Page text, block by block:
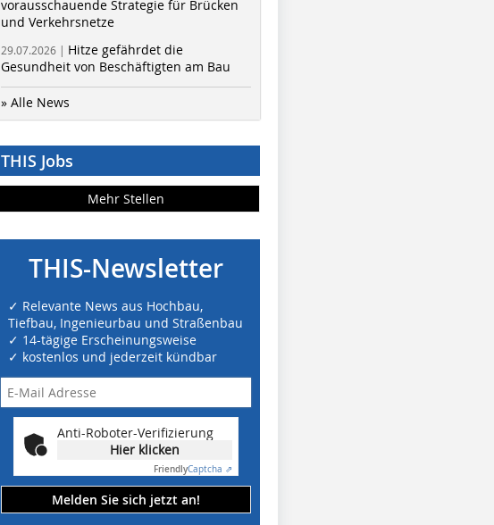
vorausschauende Strategie für Brücken
und Verkehrsnetze
29.07.2026 | Hitze gefährdet die
Gesundheit von Beschäftigten am Bau
» Alle News
THIS Jobs
Mehr Stellen
THIS-Newsletter
✓ Relevante News aus Hochbau,
Tiefbau, Ingenieurbau und Straßenbau
✓ 14-tägige Erscheinungsweise
✓ kostenlos und jederzeit kündbar
Anti-Roboter-Verifizierung
Hier klicken
FriendlyCaptcha ⇗
Melden Sie sich jetzt an!